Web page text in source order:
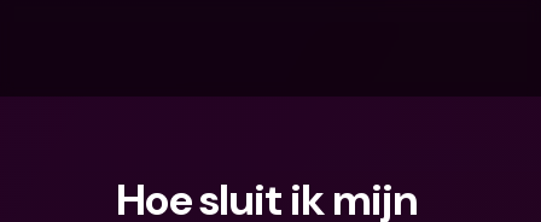
Hoe sluit ik mijn